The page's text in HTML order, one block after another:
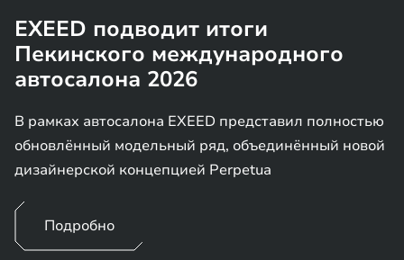
EXEED подводит итоги
Пекинского международного
автосалона 2026
В рамках автосалона EXEED представил полностью
обновлённый модельный ряд, объединённый новой
дизайнерской концепцией Perpetua
Подробно